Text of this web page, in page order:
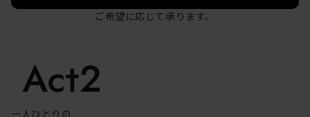
ご希望に応じて承ります。
一人ひとりの